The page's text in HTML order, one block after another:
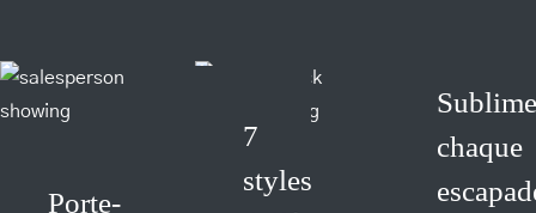
Porte-
7
styles
chaque